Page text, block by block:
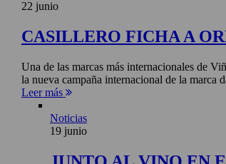
22 junio
CASILLERO FICHA A
Una de las marcas más internacionales de
la nueva campaña internacional de la marca
Leer más
Noticias
19 junio